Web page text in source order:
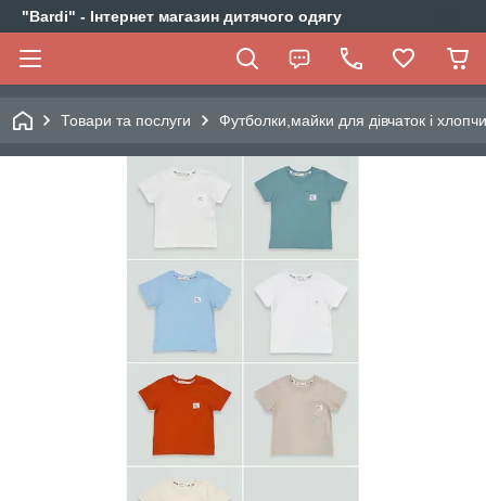
"Bardi" - Інтернет магазин дитячого одягу
Товари та послуги Футболки,майки для дівчаток і